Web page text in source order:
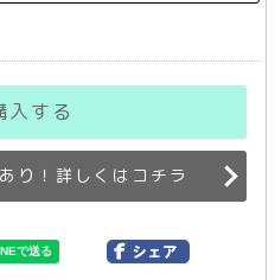
入する
り！詳しくはコチラ